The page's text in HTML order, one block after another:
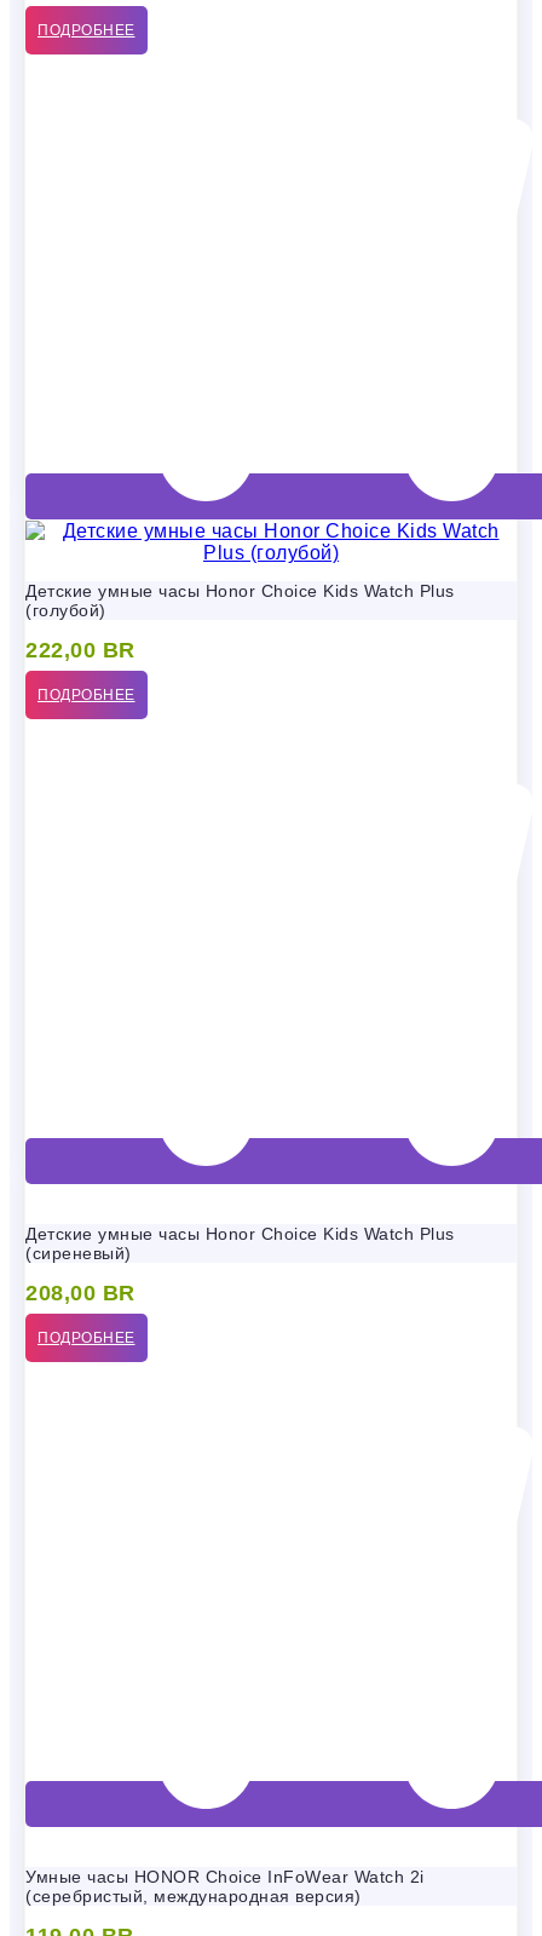
ПОДРОБНЕЕ
Детские умные часы Honor Choice Kids Watch Plus
(голубой)
222,00 BR
ПОДРОБНЕЕ
Детские умные часы Honor Choice Kids Watch Plus
(сиреневый)
208,00 BR
ПОДРОБНЕЕ
Умные часы HONOR Choice InFoWear Watch 2i
(серебристый, международная версия)